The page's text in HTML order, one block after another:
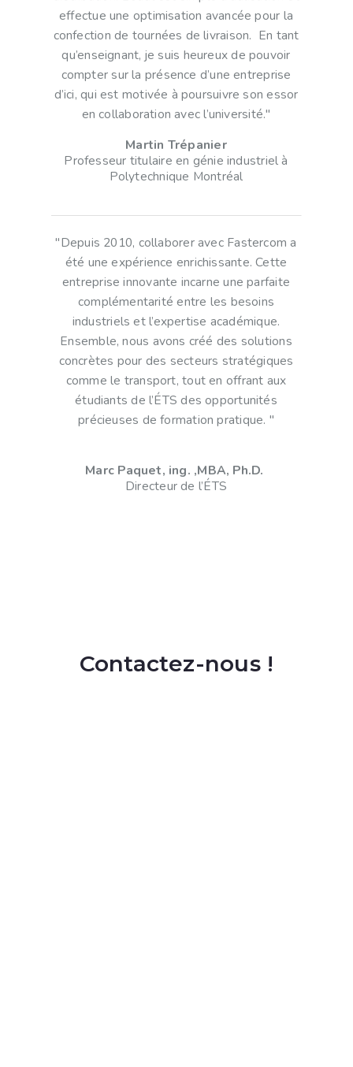
effectue une optimisation avancée pour la
confection de tournées de livraison. En tant
qu’enseignant, je suis heureux de pouvoir
compter sur la présence d’une entreprise
d’ici, qui est motivée à poursuivre son essor
en collaboration avec l’université."
Martin Trépanier
Professeur titulaire en génie industriel à
Polytechnique Montréal
"Depuis 2010, collaborer avec Fastercom a
été une expérience enrichissante. Cette
entreprise innovante incarne une parfaite
complémentarité entre les besoins
industriels et l’expertise académique.
Ensemble, nous avons créé des solutions
concrètes pour des secteurs stratégiques
comme le transport, tout en offrant aux
étudiants de l’ÉTS des opportunités
précieuses de formation pratique. "
Marc Paquet, ing. ,MBA, Ph.D.
Directeur de l’ÉTS
Contactez-nous !